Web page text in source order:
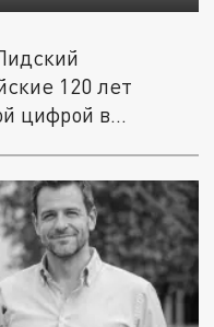
120 лет
цифрой в...